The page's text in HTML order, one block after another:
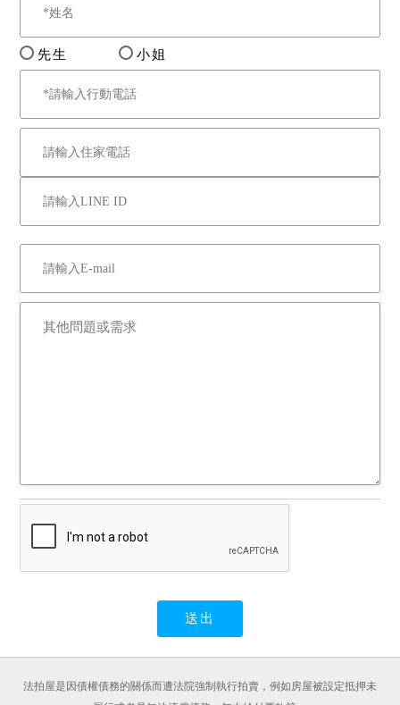
先生 小姐
法拍屋是因債權債務的關係而遭法院強制執行拍賣，例如房屋被設定抵押未